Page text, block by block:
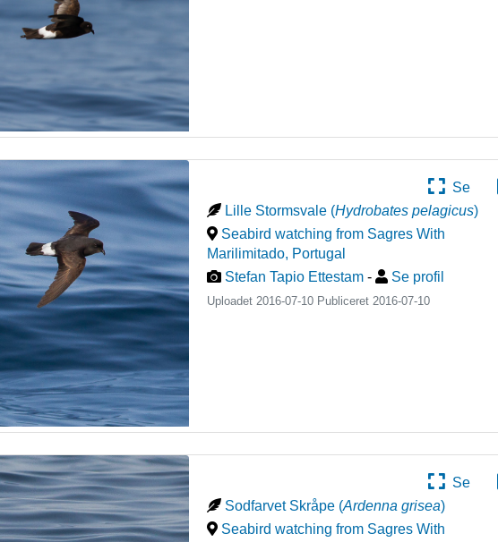
Se
Lille Stormsvale (Hydrobates pelagicus)
Seabird watching from Sagres With
Marilimitado, Portugal
Stefan Tapio Ettestam - Se profil
Uploadet 2016-07-10 Publiceret 2016-07-10
Se
Sodfarvet Skråpe (Ardenna grisea)
Seabird watching from Sagres With